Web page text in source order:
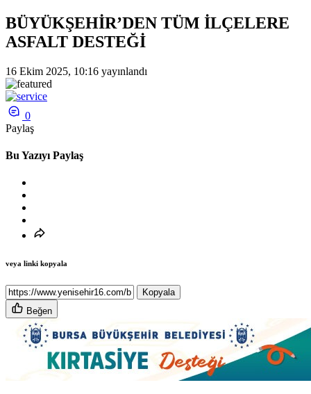
BÜYÜKŞEHİR’DEN TÜM İLÇELERE
ASFALT DESTEĞİ
16 Ekim 2025, 10:16 yayınlandı
0
Paylaş
Bu Yazıyı Paylaş
veya linki kopyala
Kopyala
Beğen